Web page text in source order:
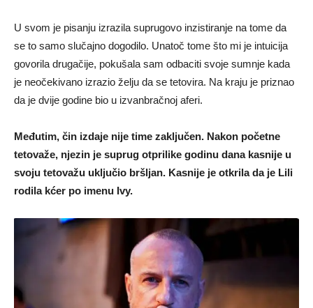
U svom je pisanju izrazila suprugovo inzistiranje na tome da
se to samo slučajno dogodilo. Unatoč tome što mi je intuicija
govorila drugačije, pokušala sam odbaciti svoje sumnje kada
je neočekivano izrazio želju da se tetovira. Na kraju je priznao
da je dvije godine bio u izvanbračnoj aferi.
Međutim, čin izdaje nije time zaključen. Nakon početne
tetovaže, njezin je suprug otprilike godinu dana kasnije u
svoju tetovažu uključio bršljan. Kasnije je otkrila da je Lili
rodila kćer po imenu Ivy.